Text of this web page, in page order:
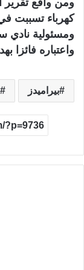
ومن واقع تقرير
كهرباء تسببت
ومسئولية نادي
واعتباره فائزا
بيراميدز